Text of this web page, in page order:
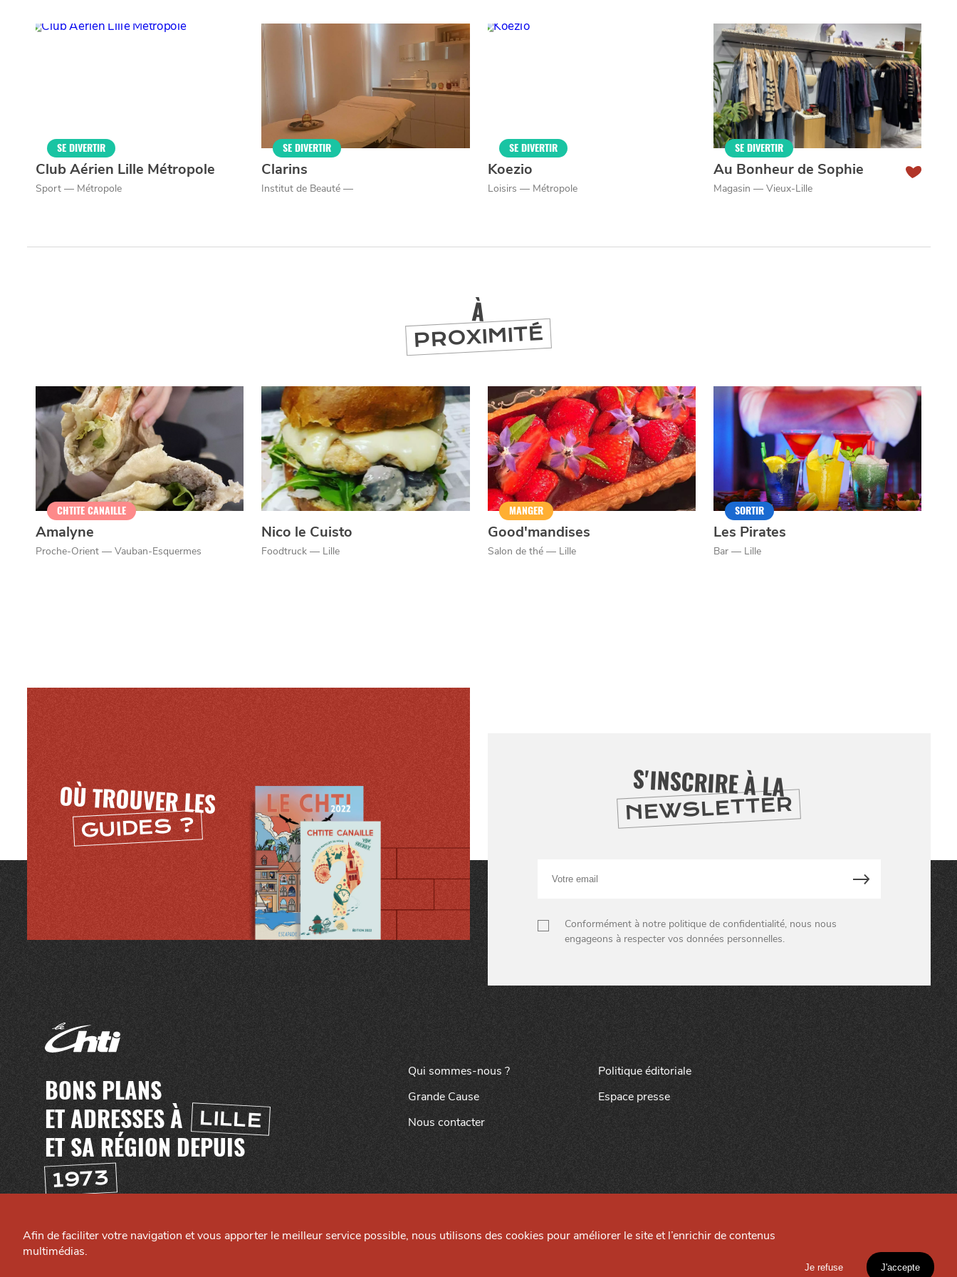
SE DIVERTIR
Club Aérien Lille Métropole
Sport — Métropole
SE DIVERTIR
Clarins
Institut de Beauté —
SE DIVERTIR
Koezio
Loisirs — Métropole
SE DIVERTIR
Au Bonheur de Sophie
Magasin — Vieux-Lille
À
PROXIMITÉ
CHTITE CANAILLE
Amalyne
Proche-Orient — Vauban-Esquermes
Nico le Cuisto
Foodtruck — Lille
MANGER
Good'mandises
Salon de thé — Lille
SORTIR
Les Pirates
Bar — Lille
MANGER SORTIR
NUIT DIVERTIR CANAILLE
VIVRE
dans
le NORD
C
H
TI
T
E
C
A
N
AI
L
L
E
BONS PLANS ET ADRESSES À
ET SA RÉGION DEPUIS
OÙ TROUVER LES
GUIDES ?
S'INSCRIRE À LA
NEWSLETTER
email
Conformément à notre politique de confidentialité, nous nous
engageons à respecter vos données personnelles.
BONS PLANS
ET ADRESSES À
LILLE
ET SA RÉGION DEPUIS
1973
Qui sommes-nous ?
Grande Cause
Nous contacter
Politique éditoriale
Espace presse
Afin de faciliter votre navigation et vous apporter le meilleur service possible, nous utilisons des cookies pour améliorer le site et l’enrichir de contenus
multimédias.
Je refuse J'accepte